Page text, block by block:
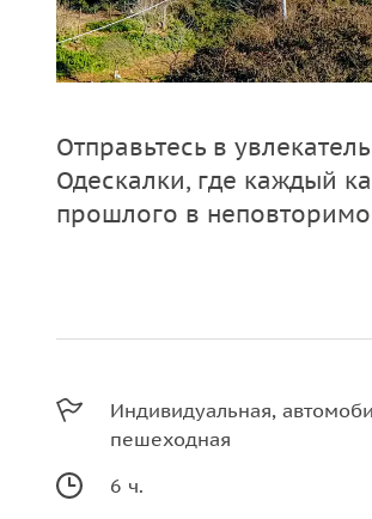
Отправьтесь в
Одескалки, где каждый
прошлого в
Индивидуальная,
пешеходная
6 ч.